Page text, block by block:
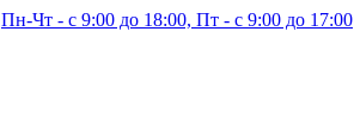
Пн-Чт - с 9:00 до 18:00, Пт - с 9:00 до 17:00